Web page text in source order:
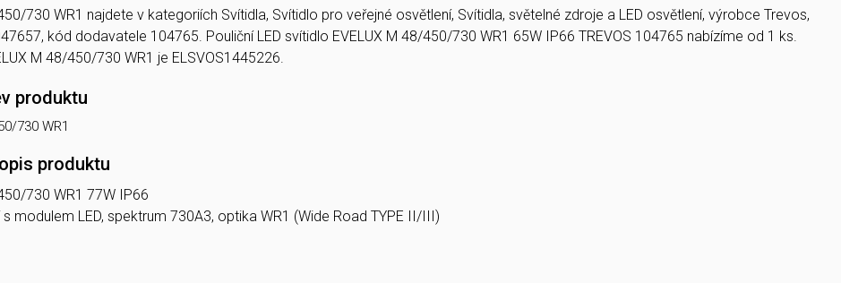
730 WR1 najdete v kategoriích Svítidla, Svítidlo pro veřejné osvětlení, Svítidla, světelné zdroje a LED osvětlení, výrobce Trevos,
kód dodavatele 104765. Pouliční LED svítidlo EVELUX M 48/450/730 WR1 65W IP66 TREVOS 104765 nabízíme od 1 ks.
M 48/450/730 WR1 je ELSVOS1445226.
produktu
730 WR1
produktu
730 WR1 77W IP66
modulem LED, spektrum 730A3, optika WR1 (Wide Road TYPE II/III)